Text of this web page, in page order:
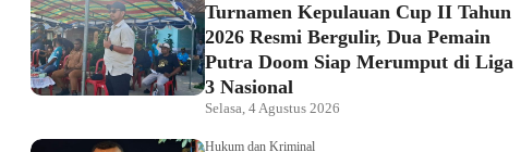
Turnamen Kepulauan Cup II Tahun
2026 Resmi Bergulir, Dua Pemain
Putra Doom Siap Merumput di Liga
3 Nasional
Selasa, 4 Agustus 2026
Hukum dan Kriminal